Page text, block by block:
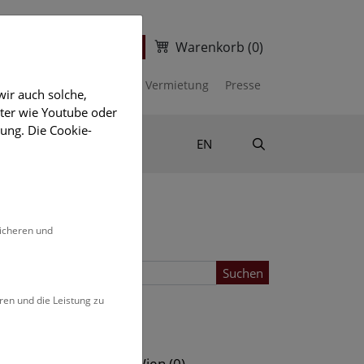
Warenkorb (0)
Vermietung Presse
EN
Suchen
auch solche,
wie Youtube oder
Die Cookie-
und
und die Leistung zu